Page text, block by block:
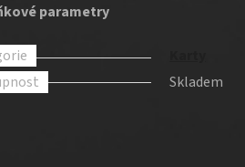
parametry
Skladem